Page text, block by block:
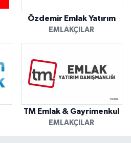
Özdemir Emlak Yatırım
EMLAKÇILAR
TM Emlak & Gayrimenkul
EMLAKÇILAR